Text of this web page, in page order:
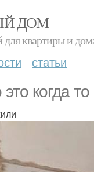
ДОМ
квартиры и
статьи
когда